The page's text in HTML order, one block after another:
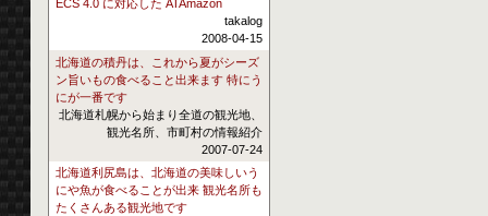
ECS 4.0 に対応した ATAmazon
takalog
2008-04-15
北海道の積丹は、これから夏がシーズ
ン旨いもの食べること出来ます 特にう
にが一番です
北海道札幌から始まり全道の観光地、
観光名所、市町村の情報紹介
2007-07-24
北海道利尻島は、北海道の美味しいう
にや魚が食べることが出来 観光名所も
たくさんある観光地です